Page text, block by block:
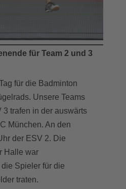
für Team 2 und 3
für die Badminton
Unsere Teams
3 trafen in der auswärts
München. An den
der ESV 2. Die
Halle war
Spieler für die
traten.